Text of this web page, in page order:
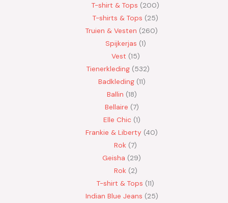
T-shirt & Tops
200
T-shirts & Tops
25
Truien & Vesten
260
Spijkerjas 1
Vest 15
Tienerkleding 532
Badkleding 11
Ballin 18
Bellaire 7
Elle Chic 1
Frankie & Liberty 40
Rok 7
Geisha
29
Rok 2
T-shirt & Tops 11
Indian Blue Jeans 25